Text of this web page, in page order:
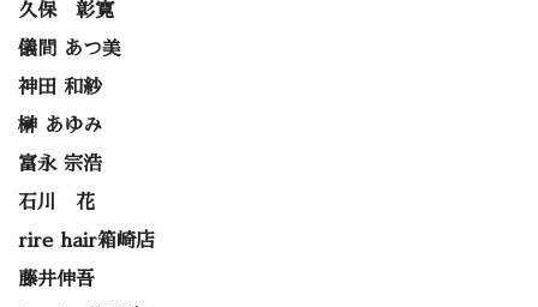
久保 彰寛
儀間 あつ美
神田 和紗
榊 あゆみ
富永 宗浩
石川 花
rire hair箱崎店
藤井伸吾